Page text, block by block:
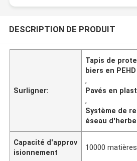
DESCRIPTION DE PRODUIT
Surligner:
Tapis de
biers en PEHD
,
Pavés en
,
Système de
éseau
Capacité d'approv
isionnement
10000